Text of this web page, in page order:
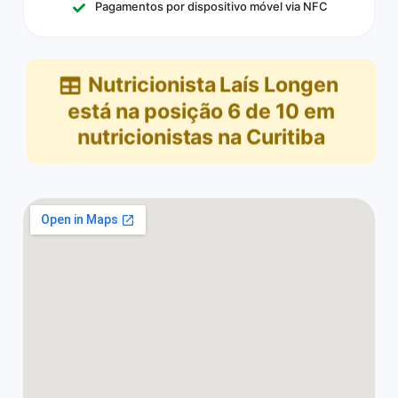
Pagamentos por dispositivo móvel via NFC
Nutricionista Laís Longen
está na posição 6 de 10 em
nutricionistas na Curitiba